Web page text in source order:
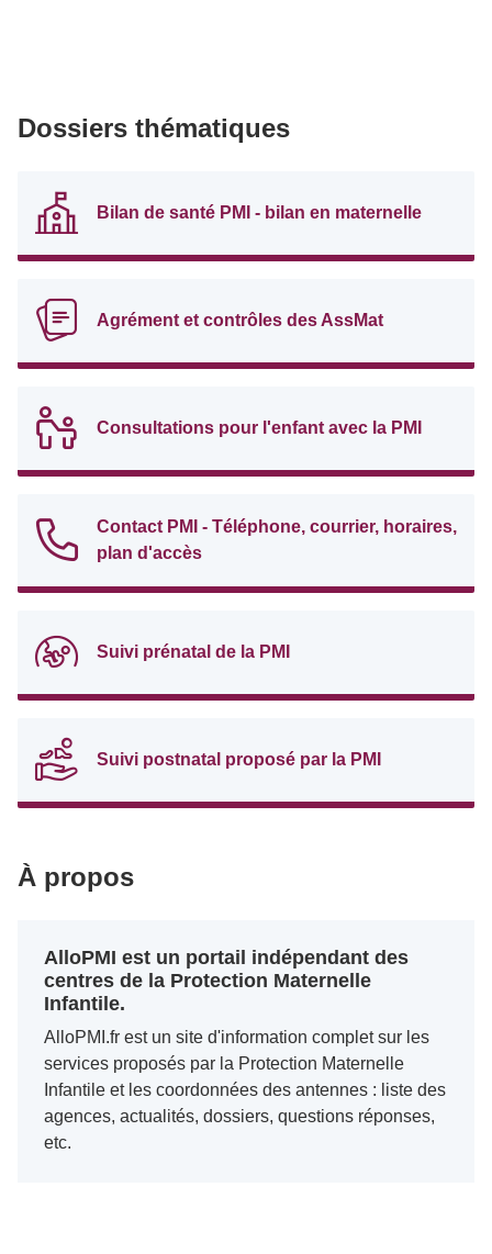
Dossiers thématiques
Bilan de santé PMI - bilan en maternelle
Agrément et contrôles des AssMat
Consultations pour l'enfant avec la PMI
Contact PMI - Téléphone, courrier, horaires,
plan d'accès
Suivi prénatal de la PMI
Suivi postnatal proposé par la PMI
À propos
AlloPMI est un portail indépendant des
centres de la Protection Maternelle
Infantile.
AlloPMI.fr est un site d'information complet sur les
services proposés par la Protection Maternelle
Infantile et les coordonnées des antennes : liste des
agences, actualités, dossiers, questions réponses,
etc.